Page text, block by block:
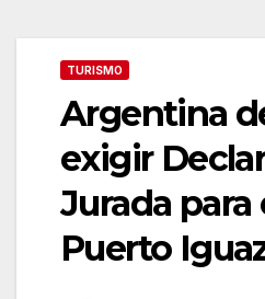
TURISMO
Argentina
exigir
Jurada
Puerto